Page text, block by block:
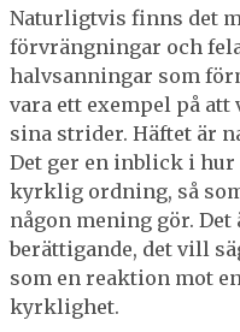
Naturligtvis finns det
förvrängningar och
halvsanningar som
vara ett exempel på
sina strider. Häftet är
Det ger en inblick i hur
kyrklig ordning, så
någon mening gör. Det
berättigande, det vill
som en reaktion mot
kyrklighet.